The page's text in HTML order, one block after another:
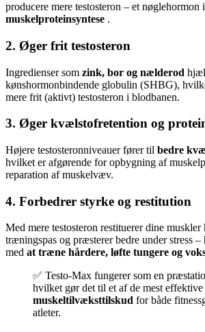
producere mere testosteron – et nøglehormon i
muskelproteinsyntese .
2. Øger frit testosteron
Ingredienser som zink, bor og nælderod
kønshormonbindende globulin (SHBG),
mere frit (aktivt) testosteron i blodbanen.
3. Øger kvælstofretention og
Højere testosteronniveauer fører til bedre
hvilket er afgørende for opbygning af
reparation af muskelvæv.
4. Forbedrer styrke og restitution
Med mere testosteron restituerer dine
træningspas og præsterer bedre under stress
med at træne hårdere, løfte tungere og
✅ Testo-Max fungerer som en
hvilket gør det til et af de mest
muskeltilvæksttilskud for både
atleter.